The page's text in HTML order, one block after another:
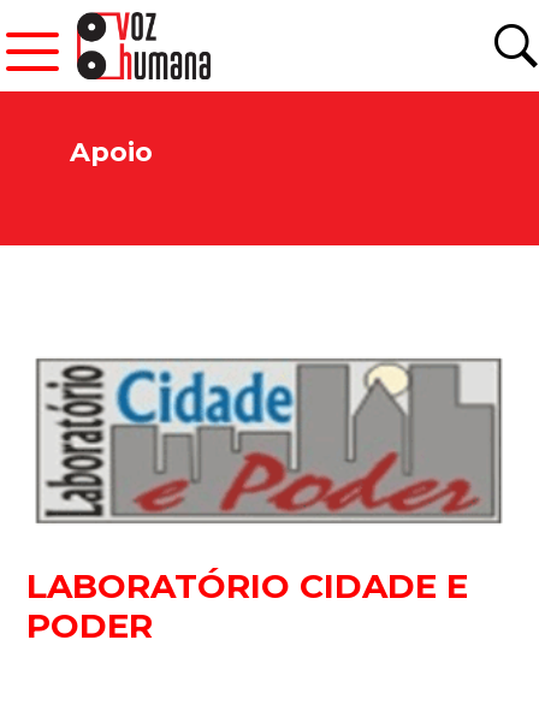
Apoio
LABORATÓRIO CIDADE E
PODER